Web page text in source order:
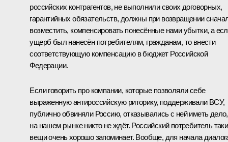
российских контрагентов, не выполнили своих договорных,
гарантийных обязательств, должны при возвращении
возместить, компенсировать понесённые нами убытки, а
ущерб был нанесён потребителям, гражданам, то внести
соответствующую компенсацию в бюджет Российской
Федерации.
Если говорить про компании, которые позволяли себе
выраженную антироссийскую риторику, поддерживали ВСУ,
публично обвиняли Россию, отказывались с ней иметь
на нашем рынке никто не ждёт. Российский потребитель
вещи очень хорошо запоминает. Вообще, для начала